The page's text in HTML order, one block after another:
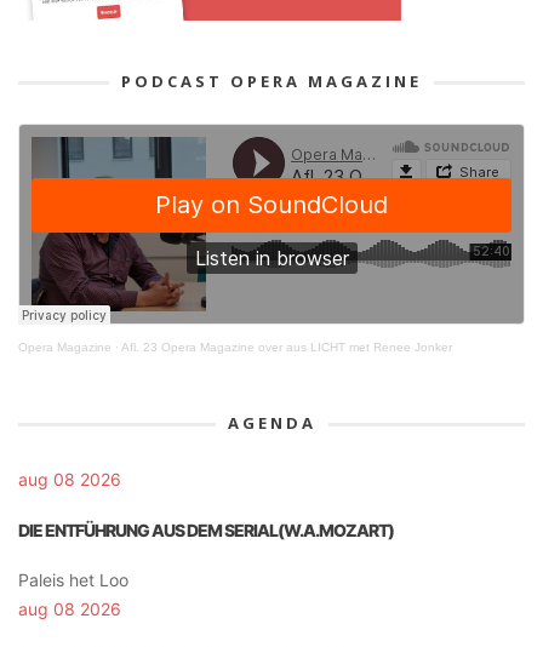
PODCAST OPERA MAGAZINE
Opera Magazine · Afl. 23 Opera Magazine over aus LICHT met Renee Jonker
AGENDA
aug 08 2026
DIE ENTFÜHRUNG AUS DEM SERIAL(W.A.MOZART)
Paleis het Loo
aug 08 2026